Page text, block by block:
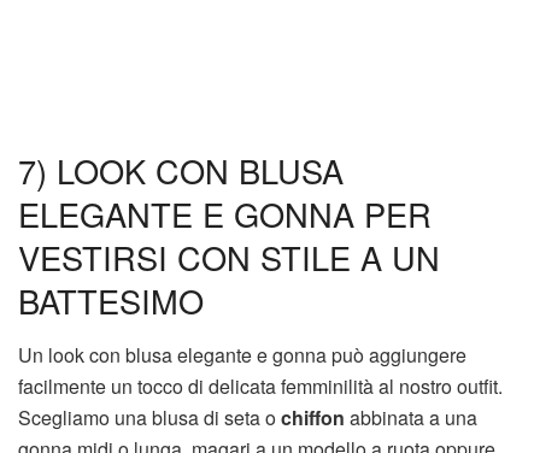
7) LOOK CON BLUSA
ELEGANTE E GONNA PER
VESTIRSI CON STILE A UN
BATTESIMO
Un look con blusa elegante e gonna può aggiungere
facilmente un tocco di delicata femminilità al nostro outfit.
Scegliamo una blusa di seta ochiffon abbinata a una